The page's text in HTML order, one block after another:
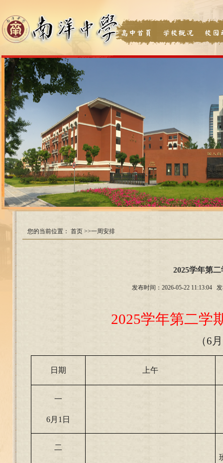
高中首页 学校概况 校园
您的当前位置： 首页 >>一周安排
2025学年第
发布时间：2026-05-22 11:13:04
2025学年第二学
（6
日期 上午
一
6月1日
二